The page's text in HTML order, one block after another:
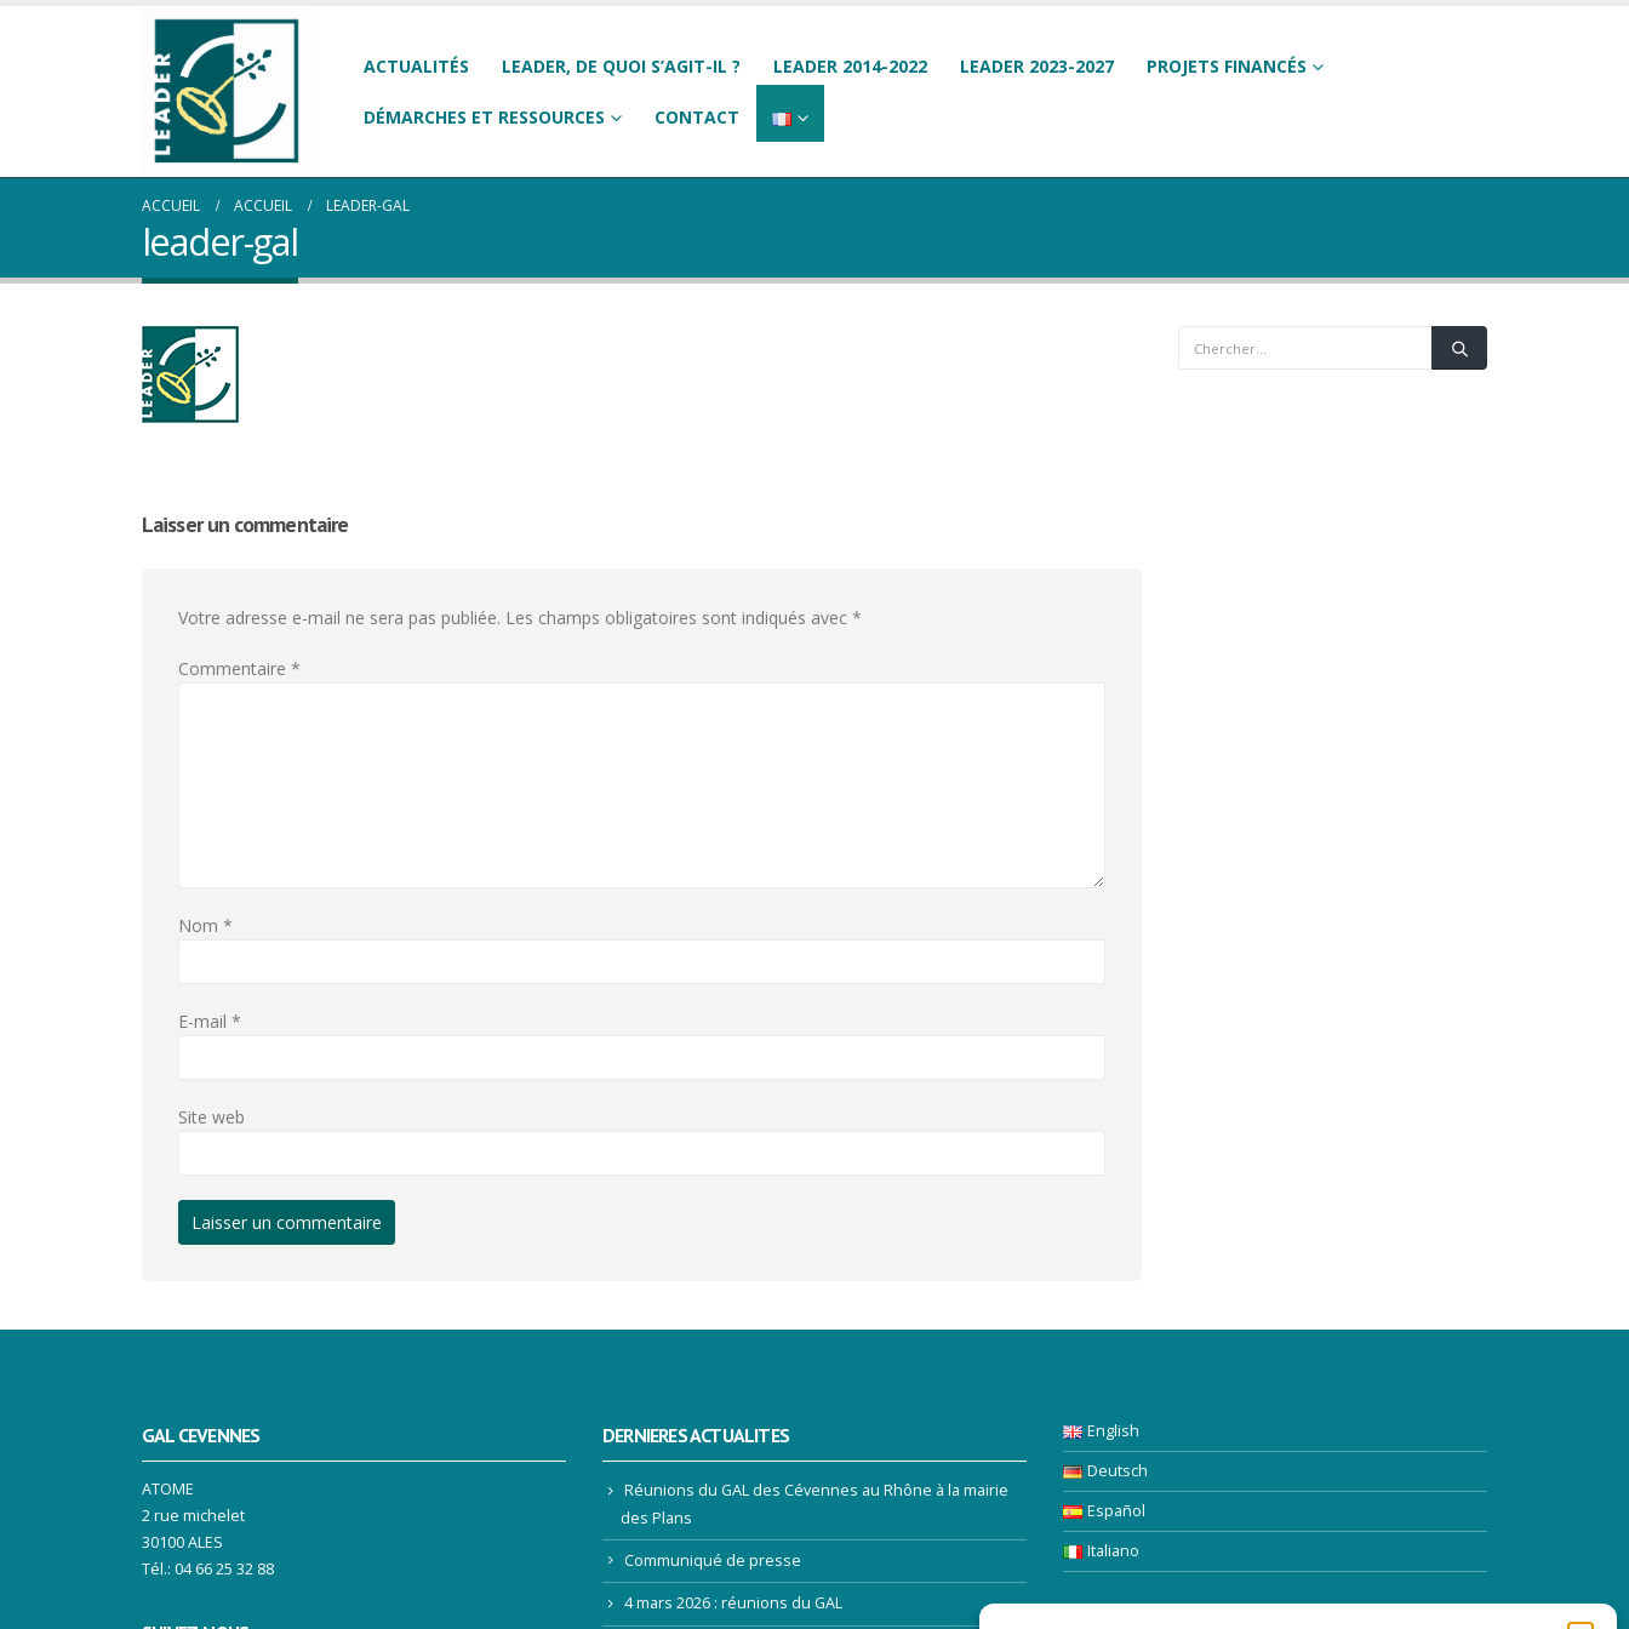
ACTUALITÉS LEADER, DE QUOI S’AGIT-IL ? LEADER 2014-2022 LEADER 2023-2027 PROJETS FINANCÉS
DÉMARCHES ET RESSOURCES CONTACT
ACCUEIL ACCUEIL LEADER-GAL
leader-gal
Laisser un commentaire
Votre adresse e-mail ne sera pas publiée. Les champs obligatoires sont indiqués avec *
Commentaire *
Nom *
E-mail *
Site web
GAL CEVENNES
ATOME
2 rue michelet
30100 ALES
Tél.: 04 66 25 32 88
DERNIERES ACTUALITES
Réunions du GAL des Cévennes au Rhône à la mairie
des Plans
Communiqué de presse
4 mars 2026 : réunions du GAL
English
Deutsch
Español
Italiano